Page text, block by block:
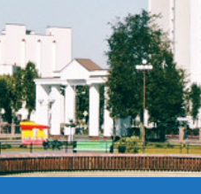
об изменениях в